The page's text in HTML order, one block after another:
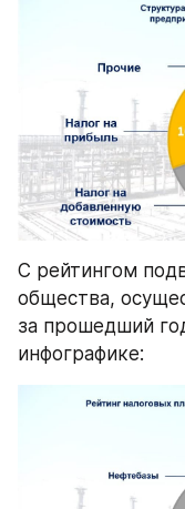
С рейтингом
общества,
за прошедший
инфографике: